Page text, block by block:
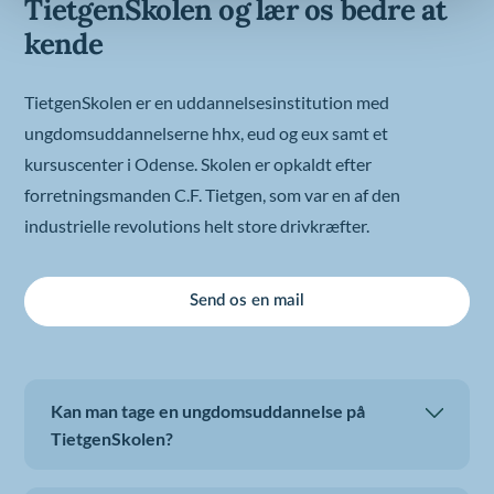
TietgenSkolen og lær os bedre at
kende
TietgenSkolen er en uddannelsesinstitution med
ungdomsuddannelserne hhx, eud og eux samt et
kursuscenter i Odense. Skolen er opkaldt efter
forretningsmanden C.F. Tietgen, som var en af den
industrielle revolutions helt store drivkræfter.
Send os en mail
Kan man tage en ungdomsuddannelse på
TietgenSkolen?